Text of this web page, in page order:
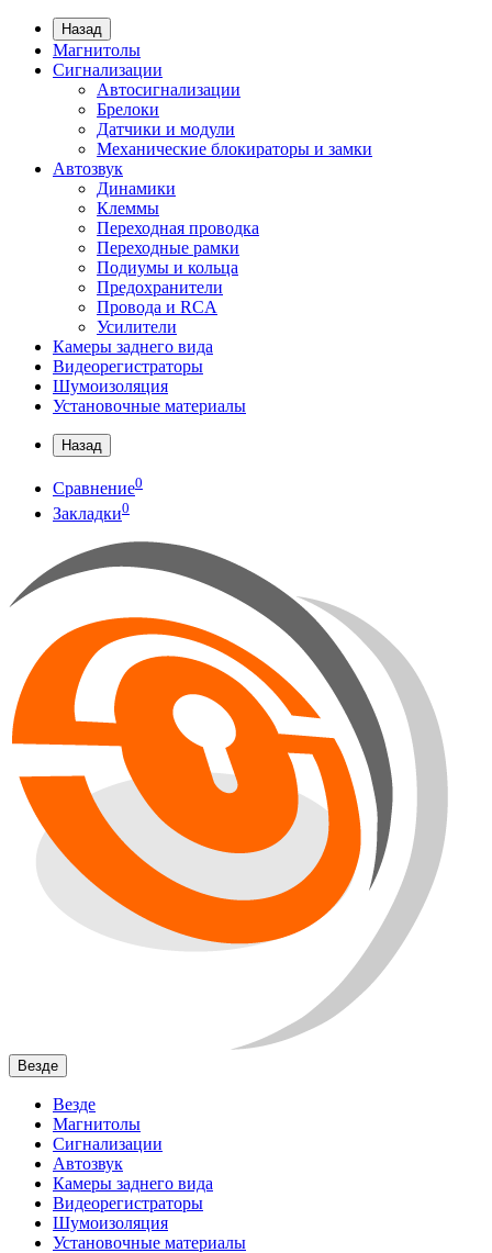
Назад
Магнитолы
Сигнализации
Автосигнализации
Брелоки
Датчики и модули
Механические блокираторы и замки
Автозвук
Динамики
Клеммы
Переходная проводка
Переходные рамки
Подиумы и кольца
Предохранители
Провода и RCA
Усилители
Камеры заднего вида
Видеорегистраторы
Шумоизоляция
Установочные материалы
Назад
Сравнение0
Закладки0
Везде
Везде
Магнитолы
Сигнализации
Автозвук
Камеры заднего вида
Видеорегистраторы
Шумоизоляция
Установочные материалы